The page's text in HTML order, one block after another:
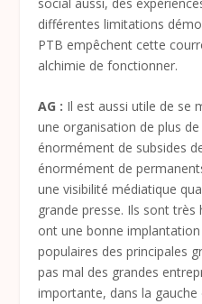
différentes limitations
PTB empêchent cette
alchimie de fonctionner.
AG : Il est aussi utile de se
une organisation de plus
énormément de subsides
énormément de
une visibilité médiatique
grande presse. Ils sont très
ont une bonne
populaires des principales
pas mal des grandes
importante, dans la